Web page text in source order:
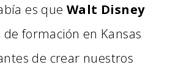
es que Walt Disney
de formación en Kansas
de crear nuestros